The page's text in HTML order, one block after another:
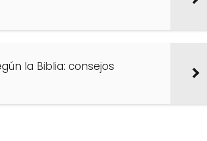
la Biblia: consejos